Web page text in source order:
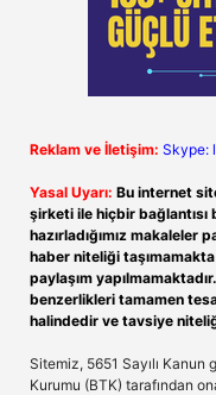
Reklam ve İletişim: Skype:
Yasal Uyarı: Bu internet
şirketi ile hiçbir bağlantısı
hazırladığımız makaleler
haber niteliği
paylaşım
benzerlikleri tamamen
halindedir ve tavsiye
Sitemiz, 5651 Sayılı
Kurumu (BTK) tarafından